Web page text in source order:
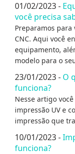
01/02/2023 -
você precisa
Preparamos
CNC. Aqui você
equipamento,
modelo para o
23/01/2023 - O
funciona?
Nesse artigo
impressão UV e
impressão que
10/01/2023 -
funciona?